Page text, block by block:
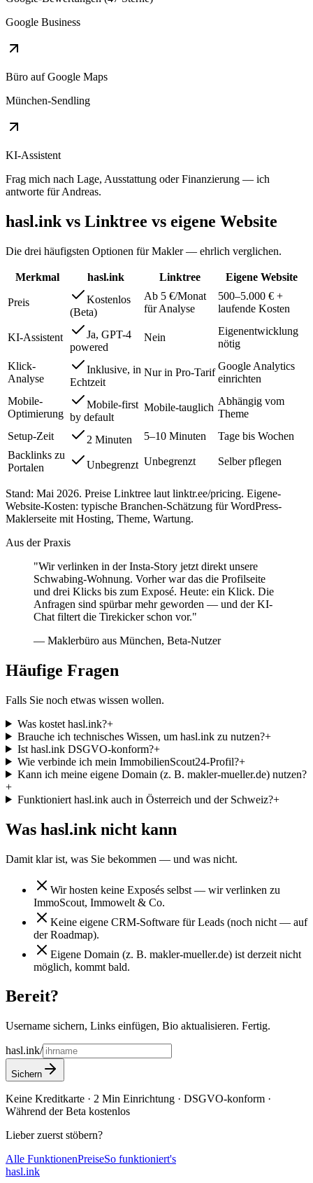
Google Business
Büro auf Google Maps
München-Sendling
KI-Assistent
Frag mich nach Lage, Ausstattung oder Finanzierung — ich
antworte für Andreas.
hasl.ink vs Linktree vs eigene Website
Die drei häufigsten Optionen für Makler — ehrlich verglichen.
Merkmal hasl.ink Linktree Eigene Website
Preis
Kostenlos
(Beta)
Ab 5 €/Monat
für Analyse
500–5.000 € +
laufende Kosten
KI-Assistent
Ja, GPT-4
powered
Nein
Eigenentwicklung
nötig
Klick-
Analyse
Inklusive, in
Echtzeit
Nur in Pro-Tarif
Google Analytics
einrichten
Mobile-
Optimierung
Mobile-first
by default
Mobile-tauglich
Abhängig vom
Theme
Setup-Zeit
2 Minuten 5–10 Minuten
Tage bis Wochen
Backlinks zu
Portalen
Unbegrenzt Unbegrenzt Selber pflegen
Stand: Mai 2026. Preise Linktree laut linktr.ee/pricing. Eigene-
Website-Kosten: typische Branchen-Schätzung für WordPress-
Maklerseite mit Hosting, Theme, Wartung.
Aus der Praxis
"Wir verlinken in der Insta-Story jetzt direkt unsere
Schwabing-Wohnung. Vorher war das die Profilseite
und drei Klicks bis zum Exposé. Heute: ein Klick. Die
Anfragen sind spürbar mehr geworden — und der KI-
Chat filtert die Tirekicker schon vor."
— Maklerbüro aus München, Beta-Nutzer
Häufige Fragen
Falls Sie noch etwas wissen wollen.
Was kostet hasl.ink?+
Brauche ich technisches Wissen, um hasl.ink zu nutzen?+
Ist hasl.ink DSGVO-konform?+
Wie verbinde ich mein ImmobilienScout24-Profil?+
Kann ich meine eigene Domain (z. B. makler-mueller.de) nutzen?
+
Funktioniert hasl.ink auch in Österreich und der Schweiz?+
Was hasl.ink nicht kann
Damit klar ist, was Sie bekommen — und was nicht.
Wir hosten keine Exposés selbst — wir verlinken zu
ImmoScout, Immowelt & Co.
Keine eigene CRM-Software für Leads (noch nicht — auf
der Roadmap).
Eigene Domain (z. B. makler-mueller.de) ist derzeit nicht
möglich, kommt bald.
Bereit?
Username sichern, Links einfügen, Bio aktualisieren. Fertig.
hasl.ink/
Sichern
Keine Kreditkarte · 2 Min Einrichtung · DSGVO-konform ·
Während der Beta kostenlos
Lieber zuerst stöbern?
Alle FunktionenPreiseSo funktioniert's
hasl.ink